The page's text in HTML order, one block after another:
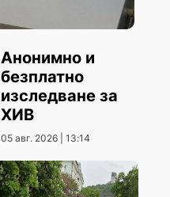
Анонимно и
безплатно
изследване за
ХИВ
05 авг. 2026 | 13:14